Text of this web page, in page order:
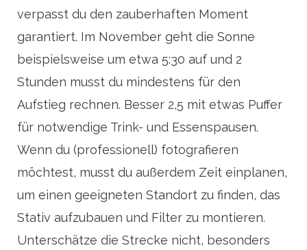
verpasst du den zauberhaften Moment
garantiert. Im November geht die Sonne
beispielsweise um etwa 5:30 auf und 2
Stunden musst du mindestens für den
Aufstieg rechnen. Besser 2,5 mit etwas Puffer
für notwendige Trink- und Essenspausen.
Wenn du (professionell) fotografieren
möchtest, musst du außerdem Zeit einplanen,
um einen geeigneten Standort zu finden, das
Stativ aufzubauen und Filter zu montieren.
Unterschätze die Strecke nicht, besonders